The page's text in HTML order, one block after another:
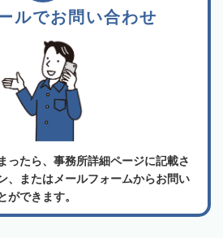
ルでお問い合わせ
ったら、事務所詳細ページに記載さ
、またはメールフォームからお問い
ができます。